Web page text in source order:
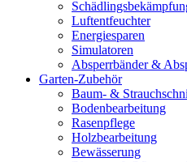
Luftentfeuchter
Energiesparen
Simulatoren
Absperrbänder &
Garten-Zubehör
Baum- &
Bodenbearbeitung
Rasenpflege
Holzbearbeitung
Bewässerung